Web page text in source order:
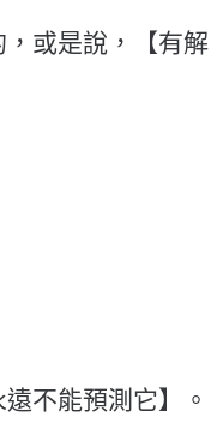
或是說，【有解
不能預測它】。